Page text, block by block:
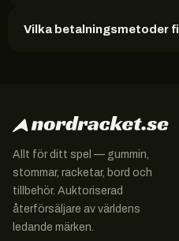
Vilka betalningsmetoder
Allt för ditt spel — gummin,
stommar, racketar, bord och
tillbehör. Auktoriserad
återförsäljare av världens
ledande märken.